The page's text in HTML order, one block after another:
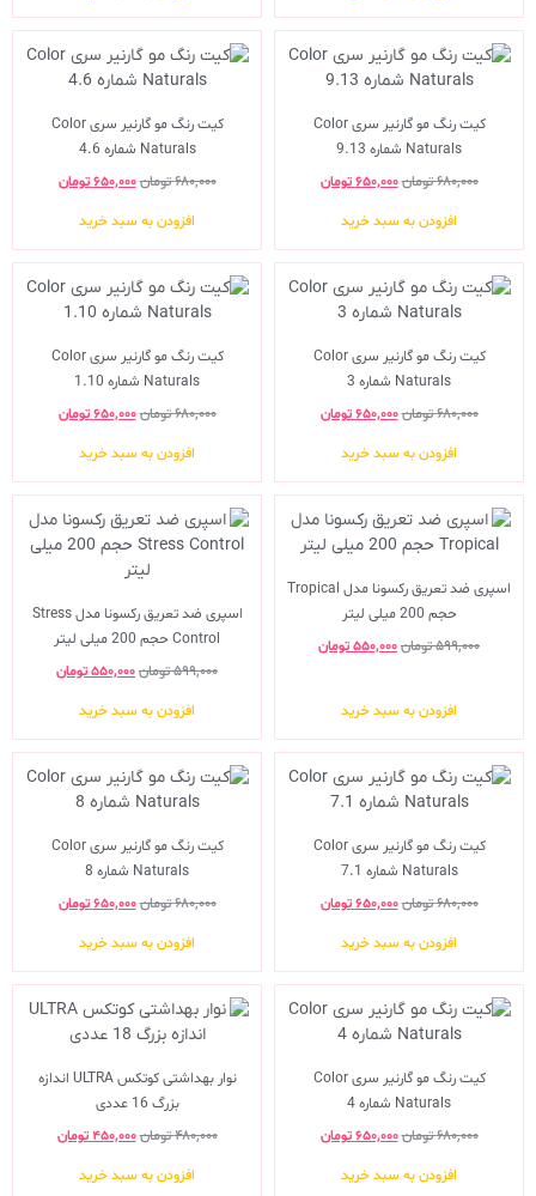
کیت رنگ مو گارنیر سری Color
Naturals شماره 9.13
۶۸۰,۰۰۰تومان۶۵۰,۰۰۰ تومان
افزودن به سبد خرید
کیت رنگ مو گارنیر سری Color
Naturals شماره 4.6
۶۸۰,۰۰۰تومان۶۵۰,۰۰۰ تومان
افزودن به سبد خرید
کیت رنگ مو گارنیر سری Color
Naturals شماره 3
۶۸۰,۰۰۰تومان۶۵۰,۰۰۰ تومان
افزودن به سبد خرید
کیت رنگ مو گارنیر سری Color
Naturals شماره 1.10
۶۸۰,۰۰۰تومان۶۵۰,۰۰۰ تومان
افزودن به سبد خرید
اسپری ضد تعریق رکسونا مدل Tropical
حجم 200 میلی لیتر
۵۹۹,۰۰۰تومان۵۵۰,۰۰۰تومان
افزودن به سبد خرید
اسپری ضد تعریق رکسونا مدل Stress
Control حجم 200 میلی لیتر
۵۹۹,۰۰۰تومان۵۵۰,۰۰۰تومان
افزودن به سبد خرید
کیت رنگ مو گارنیر سری Color
Naturals شماره 7.1
۶۸۰,۰۰۰تومان۶۵۰,۰۰۰ تومان
افزودن به سبد خرید
کیت رنگ مو گارنیر سری Color
Naturals شماره 8
۶۸۰,۰۰۰تومان۶۵۰,۰۰۰ تومان
افزودن به سبد خرید
کیت رنگ مو گارنیر سری Color
Naturals شماره 4
۶۸۰,۰۰۰تومان۶۵۰,۰۰۰ تومان
افزودن به سبد خرید
نوار بهداشتی کوتکس ULTRA اندازه
بزرگ 16 عددی
۴۸۰,۰۰۰تومان۴۵۰,۰۰۰ تومان
افزودن به سبد خرید